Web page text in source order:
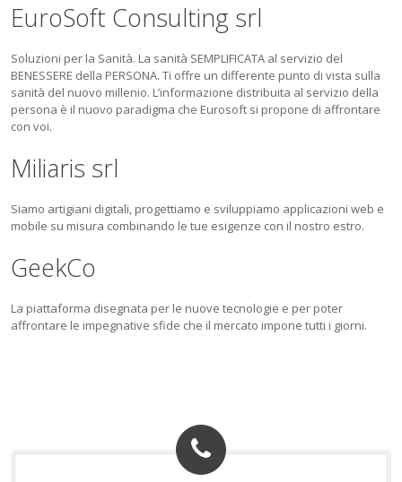
EuroSoft Consulting srl
Soluzioni per la Sanità. La sanità SEMPLIFICATA al servizio del
BENESSERE della PERSONA. Ti offre un differente punto di vista sulla
sanità del nuovo millenio. L’informazione distribuita al servizio della
persona è il nuovo paradigma che Eurosoft si propone di affrontare
con voi.
Miliaris srl
Siamo artigiani digitali, progettiamo e sviluppiamo applicazioni web e
mobile su misura combinando le tue esigenze con il nostro estro.
GeekCo
La piattaforma disegnata per le nuove tecnologie e per poter
affrontare le impegnative sfide che il mercato impone tutti i giorni.